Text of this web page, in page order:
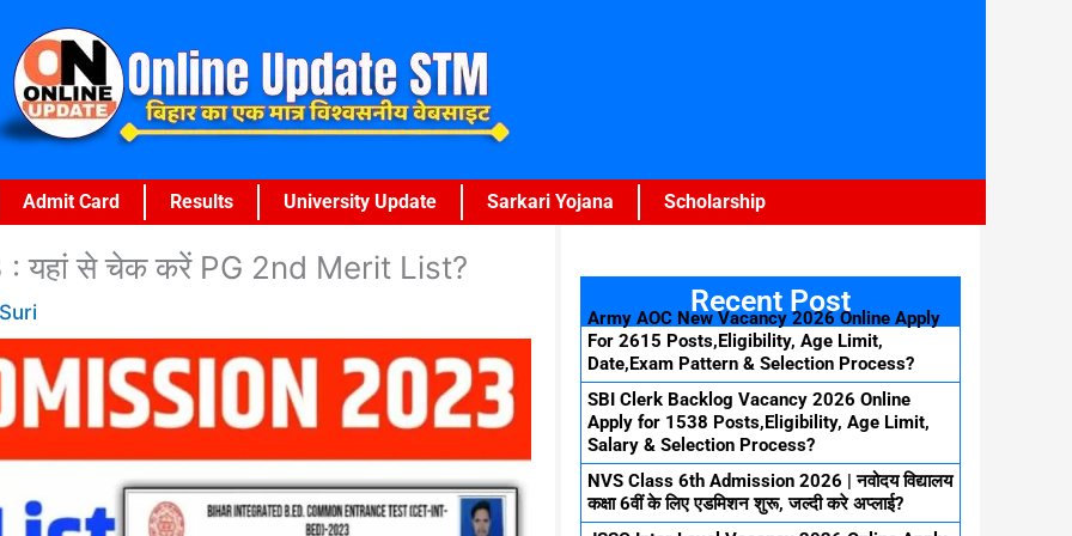
Admit Card Results University Update Sarkari Yojana Scholarship
यहां से चेक करें PG 2nd Merit List?
Recent Post
Army AOC New Vacancy 2026 Online Apply
For 2615 Posts,Eligibility, Age Limit,
Date,Exam Pattern & Selection Process?
SBI Clerk Backlog Vacancy 2026 Online
Apply for 1538 Posts,Eligibility, Age Limit,
Salary & Selection Process?
NVS Class 6th Admission 2026 | नवोदय विद्यालय
कक्षा 6वीं के लिए एडमिशन शुरू, जल्दी करे अप्लाई?